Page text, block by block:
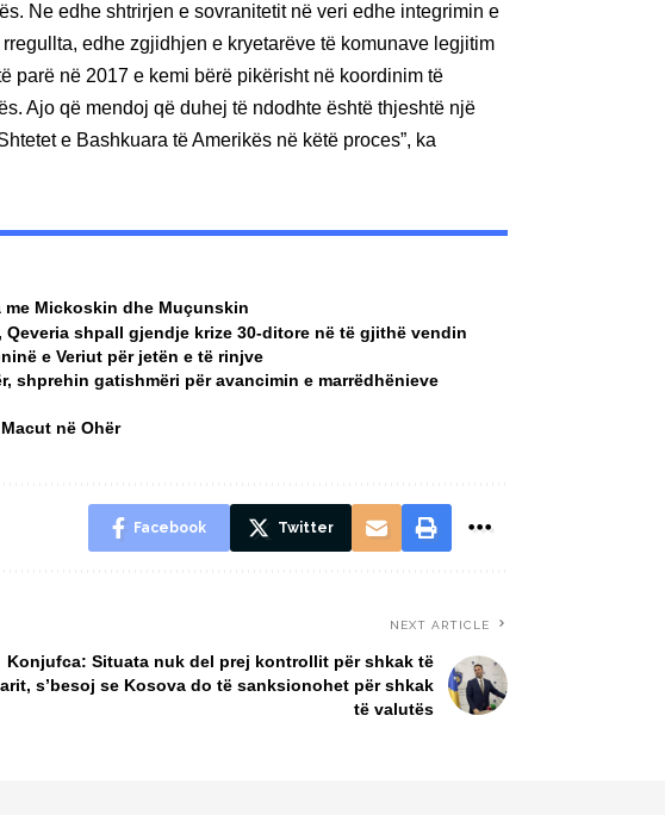
Ne edhe shtrirjen e sovranitetit në veri edhe integrimin e
edhe zgjidhjen e kryetarëve të komunave legjitim
parë në 2017 e kemi bërë pikërisht në koordinim të
Ajo që mendoj që duhej të ndodhte është thjeshtë një
e Bashkuara të Amerikës në këtë proces”, ka
Mickoskin dhe Muçunskin
shpall gjendje krize 30-ditore në të gjithë vendin
e Veriut për jetën e të rinjve
shprehin gatishmëri për avancimin e marrëdhënieve
në Ohër
Facebook Twitter
NEXT ARTICLE
Konjufca: Situata nuk del prej kontrollit për shkak të
s’besoj se Kosova do të sanksionohet për shkak
të valutës